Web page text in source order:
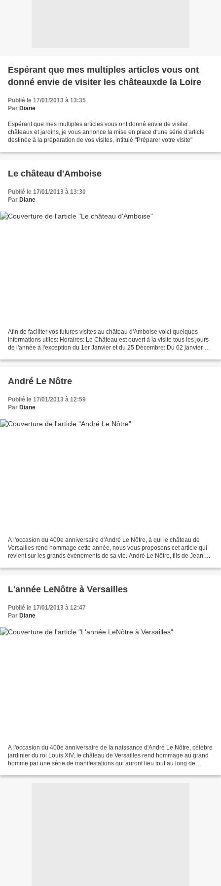
Espérant que mes multiples articles vous ont
donné envie de visiter les châteauxde la Loire
Publié le 17/01/2013 à 13:35
Par Diane
Espérant que mes multiples articles vous ont donné envie de visiter
châteaux et jardins, je vous annonce la mise en place d'une série d'article
destinée à la préparation de vos visites, intitulé "Préparer votre visite"
Le château d'Amboise
Publié le 17/01/2013 à 13:30
Par Diane
Afin de faciliter vos futures visites au château d'Amboise voici quelques
informations utiles: Horaires: Le Château est ouvert à la visite tous les jours
de l'année à l'exception du 1er Janvier et du 25 Décembre: Du 02 janvier au
André Le Nôtre
Publié le 17/01/2013 à 12:59
Par Diane
A l'occasion du 400e anniversaire d'André Le Nôtre, à qui le château de
Versailles rend hommage cette année, nous vous proposons cet article qui
revient sur les grands événements de sa vie. André Le Nôtre, fils de Jean Le
L'année LeNôtre à Versailles
Publié le 17/01/2013 à 12:47
Par Diane
A l'occasion du 400e anniversaire de la naissance d'André Le Nôtre, célèbre
jardinier du roi Louis XIV, le château de Versailles rend hommage au grand
homme par une série de manifestations qui auront lieu tout au long de